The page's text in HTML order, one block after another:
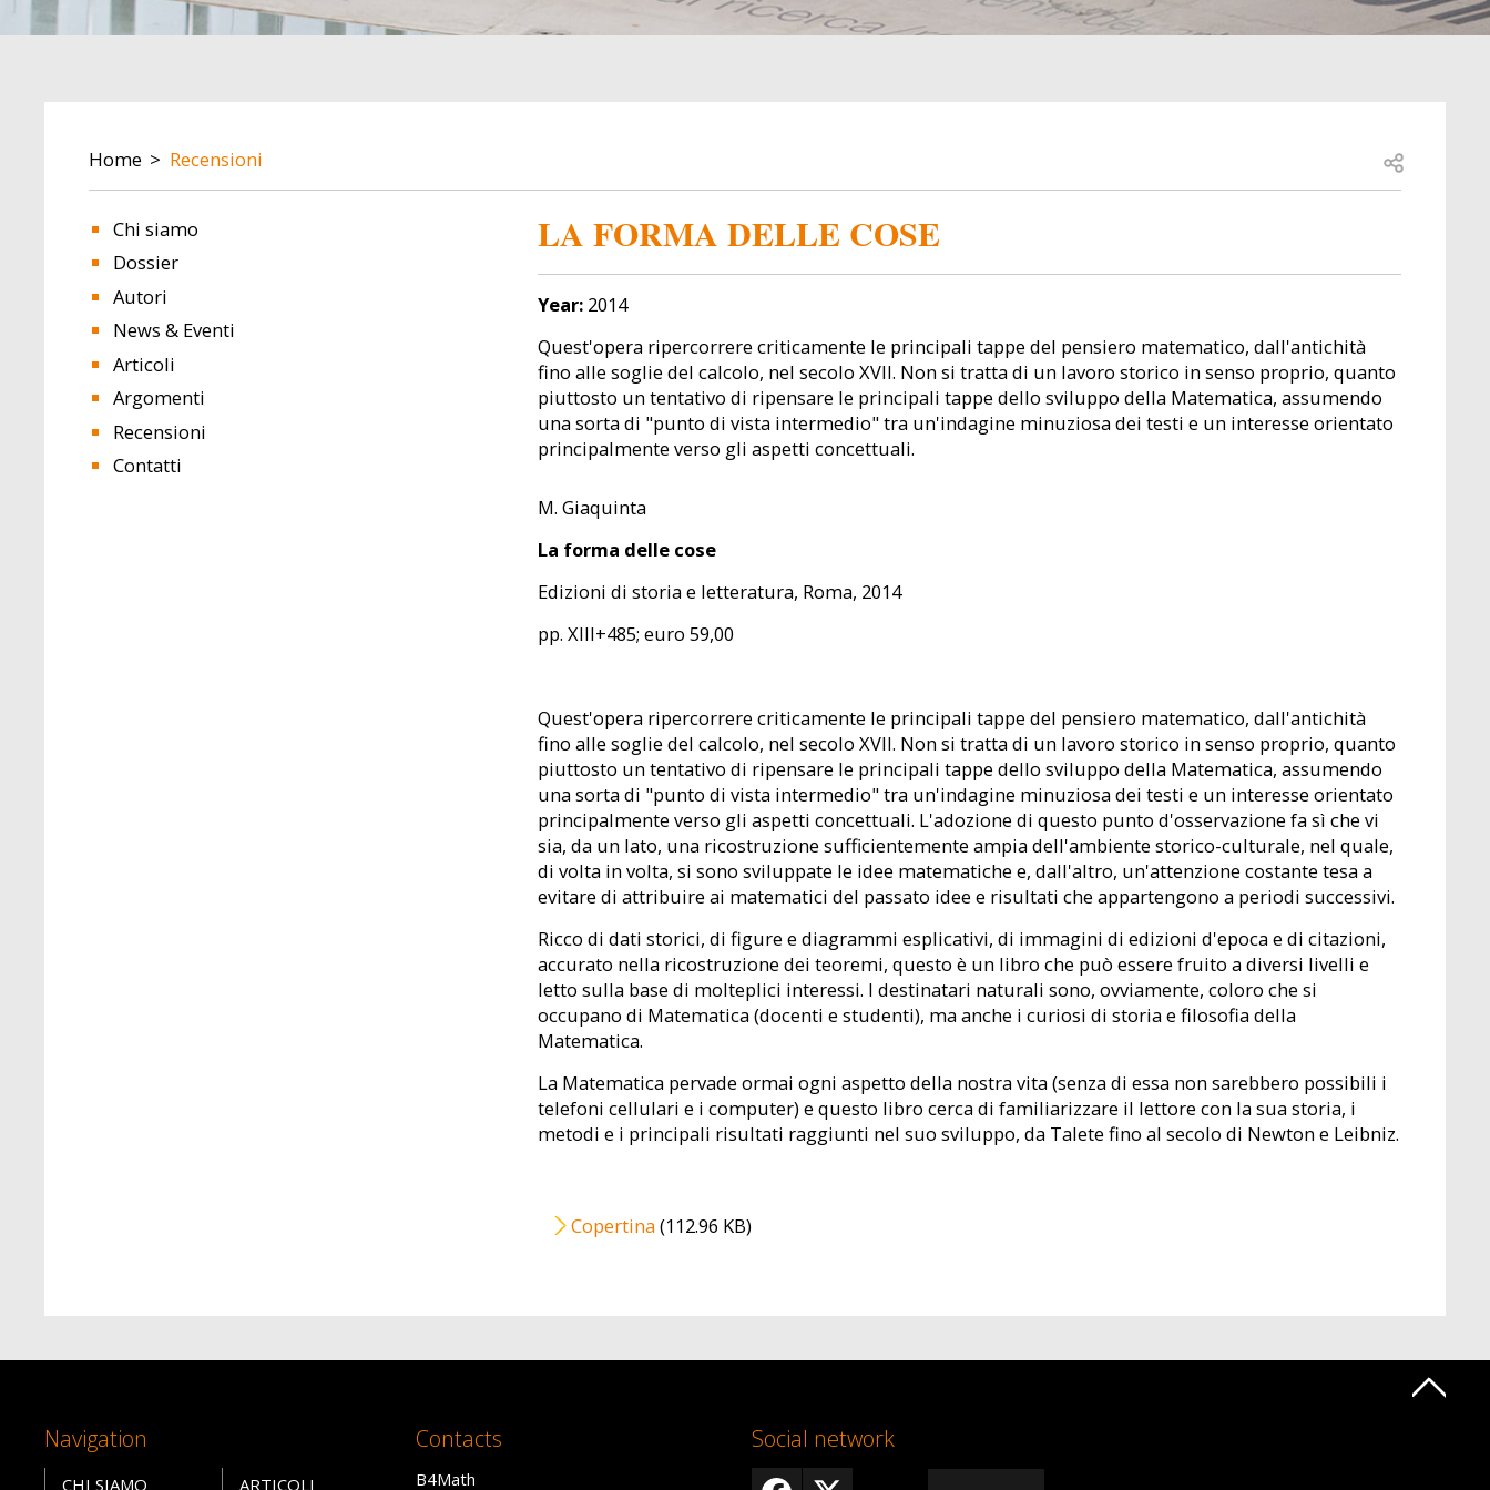
BREADCRUMB
Home Recensioni Open share
Chi siamo
Dossier
Autori
News & Eventi
Articoli
Argomenti
Recensioni
Contatti
LA FORMA DELLE COSE
Year:2014
Quest'opera ripercorrere criticamente le principali tappe del pensiero matematico, dall'antichità
fino alle soglie del calcolo, nel secolo XVII. Non si tratta di un lavoro storico in senso proprio, quanto
piuttosto un tentativo di ripensare le principali tappe dello sviluppo della Matematica, assumendo
una sorta di "punto di vista intermedio" tra un'indagine minuziosa dei testi e un interesse orientato
principalmente verso gli aspetti concettuali.
M. Giaquinta
La forma delle cose
Edizioni di storia e letteratura, Roma, 2014
pp. XIII+485; euro 59,00
Quest'opera ripercorrere criticamente le principali tappe del pensiero matematico, dall'antichità
fino alle soglie del calcolo, nel secolo XVII. Non si tratta di un lavoro storico in senso proprio, quanto
piuttosto un tentativo di ripensare le principali tappe dello sviluppo della Matematica, assumendo
una sorta di "punto di vista intermedio" tra un'indagine minuziosa dei testi e un interesse orientato
principalmente verso gli aspetti concettuali. L'adozione di questo punto d'osservazione fa sì che vi
sia, da un lato, una ricostruzione sufficientemente ampia dell'ambiente storico-culturale, nel quale,
di volta in volta, si sono sviluppate le idee matematiche e, dall'altro, un'attenzione costante tesa a
evitare di attribuire ai matematici del passato idee e risultati che appartengono a periodi successivi.
Ricco di dati storici, di figure e diagrammi esplicativi, di immagini di edizioni d'epoca e di citazioni,
accurato nella ricostruzione dei teoremi, questo è un libro che può essere fruito a diversi livelli e
letto sulla base di molteplici interessi. I destinatari naturali sono, ovviamente, coloro che si
occupano di Matematica (docenti e studenti), ma anche i curiosi di storia e filosofia della
Matematica.
La Matematica pervade ormai ogni aspetto della nostra vita (senza di essa non sarebbero possibili i
telefoni cellulari e i computer) e questo libro cerca di familiarizzare il lettore con la sua storia, i
metodi e i principali risultati raggiunti nel suo sviluppo, da Talete fino al secolo di Newton e Leibniz.
File
Copertina(112.96 KB)
Navigation
CHI SIAMO ARTICOLI
Contacts
B4Math
Social network